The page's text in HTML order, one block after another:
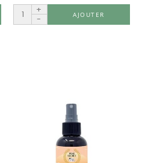
+
-
AJOUTER